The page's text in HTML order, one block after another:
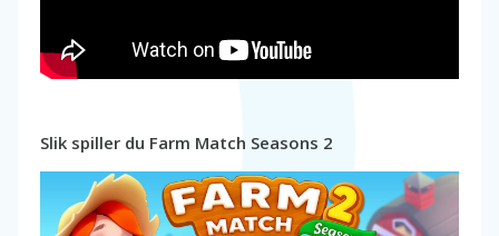
Slik spiller du Farm Match Seasons 2